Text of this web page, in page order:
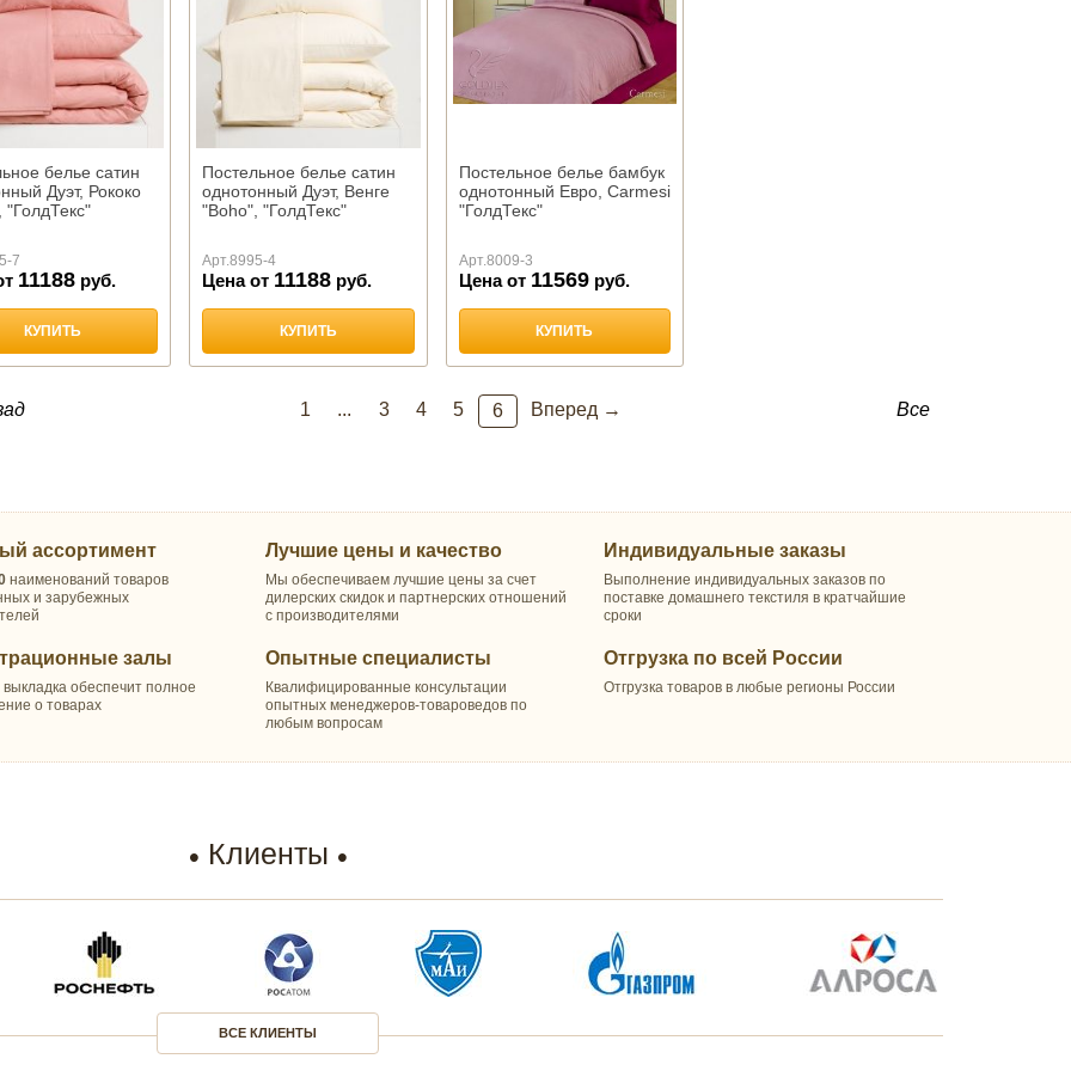
белье сатин
Дуэт, Рококо
"ГолдТекс"
7
11188 руб.
КУПИТЬ
Постельное белье сатин
однотонный Дуэт, Венге
"Boho", "ГолдТекс"
Арт.8995-4
Цена от 11188 руб.
КУПИТЬ
Постельное белье бамбук
однотонный Евро, Carmesi
"ГолдТекс"
Арт.8009-3
Цена от 11569руб.
КУПИТЬ
1 ... 3 4 5 6 Вперед → Все
ассортимент
наименований товаров
и зарубежных
залы
обеспечит полное
о товарах
Лучшие цены и качество
Мы обеспечиваем лучшие цены за счет
дилерских скидок и партнерских отношений
с производителями
Опытные специалисты
Квалифицированные консультации
опытных менеджеров-товароведов по
любым вопросам
Индивидуальные заказы
Выполнение индивидуальных заказов по
поставке домашнего текстиля в кратчайшие
сроки
Отгрузка по всей России
Отгрузка товаров в любые регионы России
Клиенты
ВСЕ КЛИЕНТЫ